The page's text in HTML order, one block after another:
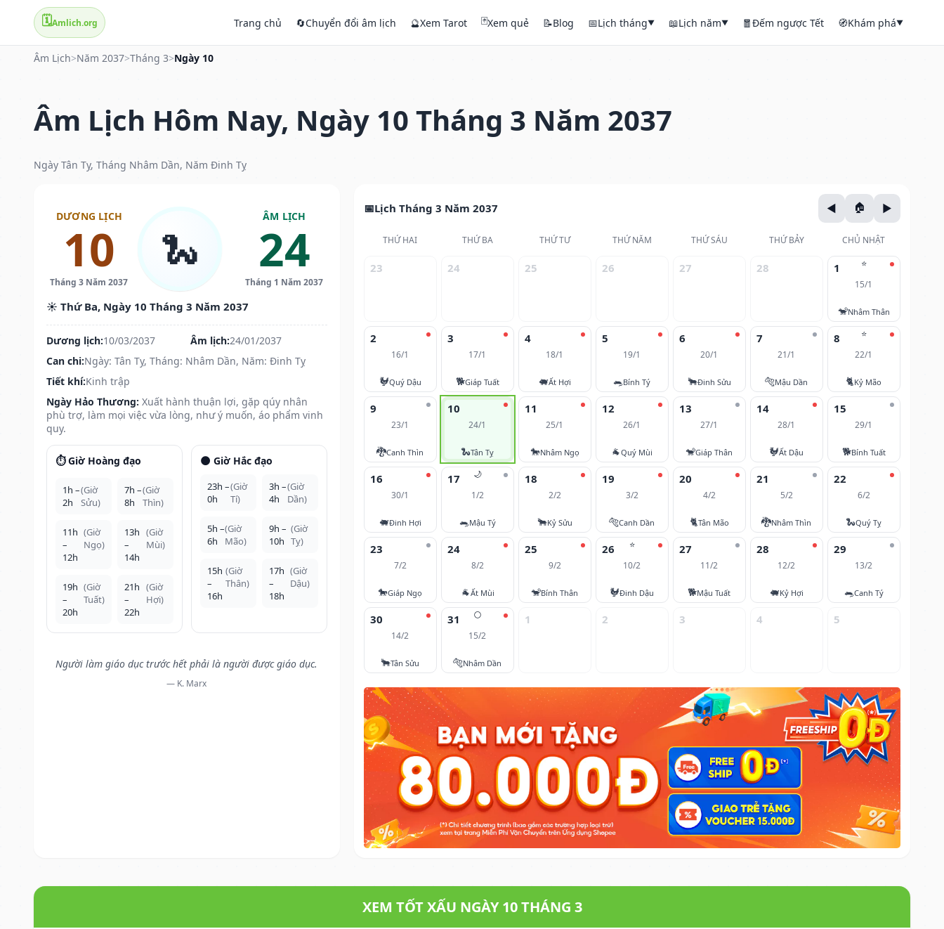
🗓️Amlich.org Trang chủ 🔄Chuyển đổi âm lịch 🔮Xem Tarot 🃏Xem quẻ 📝Blog 📅Lịch tháng▼ 📖Lịch năm▼ 🧧Đếm ngược Tết 🧭Khám phá▼
Âm Lịch>Năm 2037>Tháng 3>Ngày 10
Âm Lịch Hôm Nay, Ngày 10 Tháng 3 Năm 2037
Ngày Tân Tỵ, Tháng Nhâm Dần, Năm Đinh Tỵ
DƯƠNG LỊCH
10
Tháng 3 Năm 2037
🐍
ÂM LỊCH
24
Tháng 1 Năm 2037
☀️ Thứ Ba, Ngày 10 Tháng 3 Năm 2037
Dương lịch:10/03/2037 Âm lịch:24/01/2037
Can chi:Ngày: Tân Tỵ, Tháng: Nhâm Dần, Năm: Đinh Tỵ
Tiết khí:Kinh trập
Ngày Hảo Thương: Xuất hành thuận lợi, gặp qúy nhân
phù trợ, làm mọi việc vừa lòng, như ý muốn, áo phẩm vinh
quy.
⏱️ Giờ Hoàng đạo
1h –
2h
(Giờ
Sửu)
7h –
8h
(Giờ
Thìn)
11h
–
12h
(Giờ
Ngọ)
13h
–
14h
(Giờ
Mùi)
19h
–
20h
(Giờ
Tuất)
21h
–
22h
(Giờ
Hợi)
🌑 Giờ Hắc đạo
23h –
0h
(Giờ
Tí)
3h –
4h
(Giờ
Dần)
5h –
6h
(Giờ
Mão)
9h –
10h
(Giờ
Tỵ)
15h
–
16h
(Giờ
Thân)
17h
–
18h
(Giờ
Dậu)
Người làm giáo dục trước hết phải là người được giáo dục.
— K. Marx
Lịch Tháng 3 Năm 2037
THỨ HAI THỨ BA THỨ TƯ THỨ NĂM THỨ SÁU THỨ BẢY CHỦ NHẬT
23 24 25 26 27 28 ⭐
1
15/1
🐒Nhâm Thân
2
16/1
🐓Quý Dậu
3
17/1
🐕Giáp Tuất
4
18/1
🐖Ất Hợi
5
19/1
🐀Bính Tý
6
20/1
🐂Đinh Sửu
7
21/1
🐅Mậu Dần
⭐
8
22/1
🐈Kỷ Mão
9
23/1
🐉Canh Thìn
10
24/1
🐍Tân Tỵ
11
25/1
🐎Nhâm Ngọ
12
26/1
🐐Quý Mùi
13
27/1
🐒Giáp Thân
14
28/1
🐓Ất Dậu
15
29/1
🐕Bính Tuất
16
30/1
🐖Đinh Hợi
🌙
17
1/2
🐀Mậu Tý
18
2/2
🐂Kỷ Sửu
19
3/2
🐅Canh Dần
20
4/2
🐈Tân Mão
21
5/2
🐉Nhâm Thìn
22
6/2
🐍Quý Tỵ
23
7/2
🐎Giáp Ngọ
24
8/2
🐐Ất Mùi
25
9/2
🐒Bính Thân
⭐
26
10/2
🐓Đinh Dậu
27
11/2
🐕Mậu Tuất
28
12/2
🐖Kỷ Hợi
29
13/2
🐀Canh Tý
30
14/2
🐂Tân Sửu
🌕
31
15/2
🐅Nhâm Dần
1 2 3 4 5
XEM TỐT XẤU NGÀY 10 THÁNG 3